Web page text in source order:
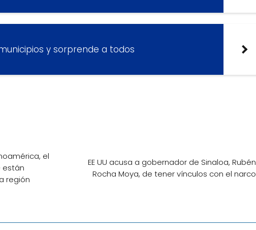
y sorprende a todos
el
están
región
EE UU acusa a gobernador de Sinaloa, Rubén
Rocha Moya, de tener vínculos con el narco